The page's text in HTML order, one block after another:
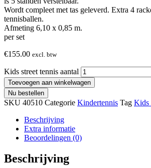
Wordt compleet met tas geleverd. Extra 4
tennisballen.
Afmeting 6,10 x 0,85 m.
per set
€155.00 excl. btw
Kids street tennis aantal
Toevoegen aan winkelwagen
Nu bestellen
SKU 40510 Categorie Kindertennis Tag Kids
Beschrijving
Extra informatie
Beoordelingen (0)
Beschrijving